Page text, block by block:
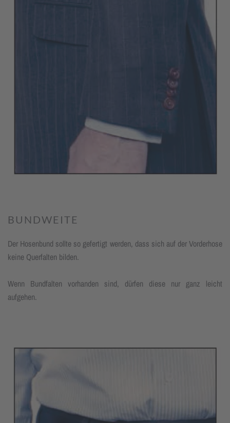
BUNDWEITE
Der Hosenbund sollte so gefertigt wer­den, dass sich auf der Vorderhose
keine Querfalten bilden.
Wenn Bundfalten vorhanden sind, dür­fen diese nur ganz leicht
aufgehen.